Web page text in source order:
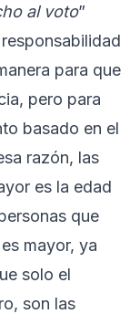
al voto”
para que
pero para
basado en el
razón, las
es la edad
que
mayor, ya
solo el
son las